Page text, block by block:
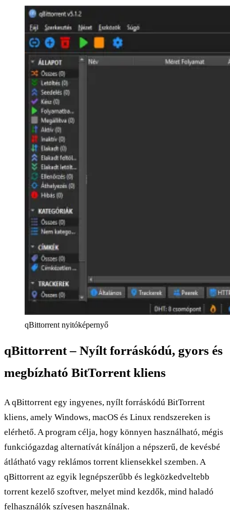
qBittorrent nyitóképernyő
qBittorrent – Nyílt forráskódú, gyors és
megbízható BitTorrent kliens
A qBittorrent egy ingyenes, nyílt forráskódú BitTorrent
kliens, amely Windows, macOS és Linux rendszereken is
elérhető. A program célja, hogy könnyen használható, mégis
funkciógazdag alternatívát kínáljon a népszerű, de kevésbé
átlátható vagy reklámos torrent kliensekkel szemben. A
qBittorrent az egyik legnépszerűbb és legközkedveltebb
torrent kezelő szoftver, melyet mind kezdők, mind haladó
felhasználók szívesen használnak.